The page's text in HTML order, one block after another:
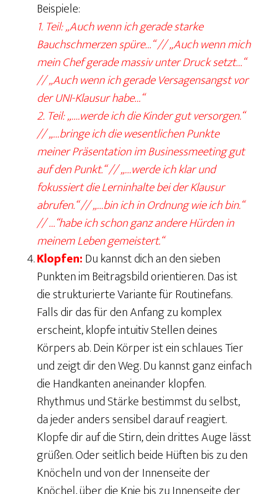
Beispiele:
1. Teil: „Auch wenn ich gerade starke
Bauchschmerzen spüre…“ // „Auch wenn mich
mein Chef gerade massiv unter Druck setzt…“
// „Auch wenn ich gerade Versagensangst vor
der UNI-Klausur habe…“
2. Teil: „….werde ich die Kinder gut versorgen.“
// „…bringe ich die wesentlichen Punkte
meiner Präsentation im Businessmeeting gut
auf den Punkt.“ // „…werde ich klar und
fokussiert die Lerninhalte bei der Klausur
abrufen.“ // „…bin ich in Ordnung wie ich bin.“
// …“habe ich schon ganz andere Hürden in
meinem Leben gemeistert.“
Klopfen:Du kannst dich an den sieben
Punkten im Beitragsbild orientieren. Das ist
die strukturierte Variante für Routinefans.
Falls dir das für den Anfang zu komplex
erscheint, klopfe intuitiv Stellen deines
Körpers ab. Dein Körper ist ein schlaues Tier
und zeigt dir den Weg. Du kannst ganz einfach
die Handkanten aneinander klopfen.
Rhythmus und Stärke bestimmst du selbst,
da jeder anders sensibel darauf reagiert.
Klopfe dir auf die Stirn, dein drittes Auge lässt
grüßen. Oder seitlich beide Hüften bis zu den
Knöcheln und von der Innenseite der